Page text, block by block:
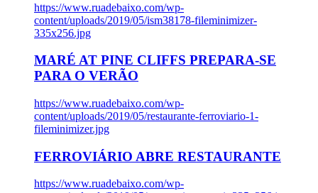
https://www.ruadebaixo.com/wp-
content/uploads/2019/05/ism38178-fileminimizer-
335x256.jpg
MARÉ AT PINE CLIFFS PREPARA-SE
PARA O VERÃO
https://www.ruadebaixo.com/wp-
content/uploads/2019/05/restaurante-ferroviario-1-
fileminimizer.jpg
FERROVIÁRIO ABRE RESTAURANTE
https://www.ruadebaixo.com/wp-